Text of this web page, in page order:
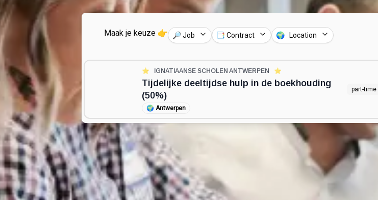
Maak je keuze 👉 🔎 Job 📑 Contract 🌍 Location
⭐️ IGNATIAANSE SCHOLEN ANTWERPEN ⭐️
Tijdelijke deeltijdse hulp in de boekhouding
(50%)
🌍 Antwerpen
part-time